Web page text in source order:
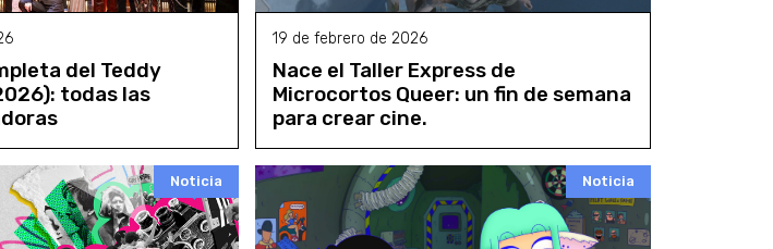
del Teddy
todas las
19 de febrero de 2026
Nace el Taller Express de
Microcortos Queer: un fin de semana
para crear cine.
Noticia Noticia